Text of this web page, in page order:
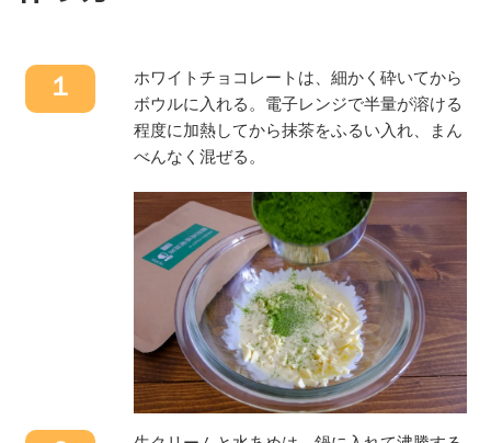
１
ホワイトチョコレートは、細かく砕いてから
ボウルに入れる。電子レンジで半量が溶ける
程度に加熱してから抹茶をふるい入れ、まん
べんなく混ぜる。